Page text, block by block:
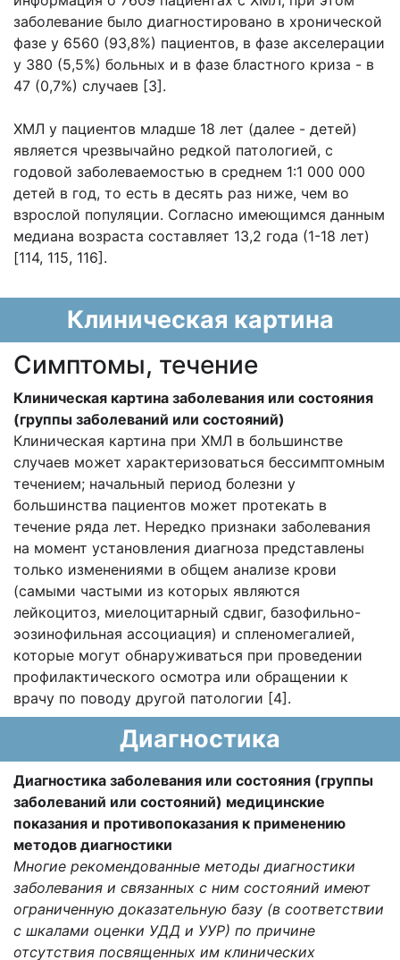
заболевание было диагностировано в хронической
фазе у 6560 (93,8%) пациентов, в фазе акселерации
у 380 (5,5%) больных и в фазе бластного криза - в
47 (0,7%) случаев [3].
ХМЛ у пациентов младше 18 лет (далее - детей)
является чрезвычайно редкой патологией, с
годовой заболеваемостью в среднем 1:1 000 000
детей в год, то есть в десять раз ниже, чем во
взрослой популяции. Согласно имеющимся данным
медиана возраста составляет 13,2 года (1-18 лет)
[114, 115, 116].
Клиническая картина
Cимптомы, течение
Клиническая картина заболевания или состояния
(группы заболеваний или состояний)
Клиническая картина при ХМЛ в большинстве
случаев может характеризоваться бессимптомным
течением; начальный период болезни у
большинства пациентов может протекать в
течение ряда лет. Нередко признаки заболевания
на момент установления диагноза представлены
только изменениями в общем анализе крови
(самыми частыми из которых являются
лейкоцитоз, миелоцитарный сдвиг, базофильно-
эозинофильная ассоциация) и спленомегалией,
которые могут обнаруживаться при проведении
профилактического осмотра или обращении к
врачу по поводу другой патологии [4].
Диагностика
Диагностика заболевания или состояния (группы
заболеваний или состояний) медицинские
показания и противопоказания к применению
методов диагностики
Многие рекомендованные методы диагностики
заболевания и связанных с ним состояний имеют
ограниченную доказательную базу (в соответствии
с шкалами оценки УДД и УУР) по причине
отсутствия посвященных им клинических